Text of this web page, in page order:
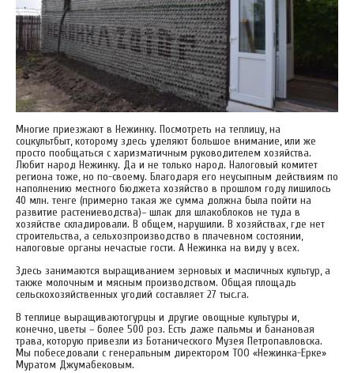
Многие приезжают в Нежинку. Посмотреть на теплицу, на
соцкультбыт, которому здесь уделяют большое внимание, или же
просто пообщаться с харизматичным руководителем хозяйства.
Любит народ Нежинку. Да и не только народ. Налоговый комитет
региона тоже, но по-своему. Благодаря его неусыпным действиям по
наполнению местного бюджета хозяйство в прошлом году лишилось
40 млн. тенге (примерно такая же сумма должна была пойти на
развитие растениеводства)– шлак для шлакоблоков не туда в
хозяйстве складировали. В общем, нарушили. В хозяйствах, где нет
строительства, а сельхозпроизводство в плачевном состоянии,
налоговые органы нечастые гости. А Нежинка на виду у всех.
Здесь занимаются выращиванием зерновых и масличных культур, а
также молочным и мясным производством. Общая площадь
сельскохозяйственных угодий составляет 27 тыс.га.
В теплице выращиваютогурцы и другие овощные культуры и,
конечно, цветы – более 500 роз. Есть даже пальмы и банановая
трава, которую привезли из Ботанического Музея Петропавловска.
Мы побеседовали с генеральным директором ТОО «Нежинка-Ерке»
Муратом Джумабековым.